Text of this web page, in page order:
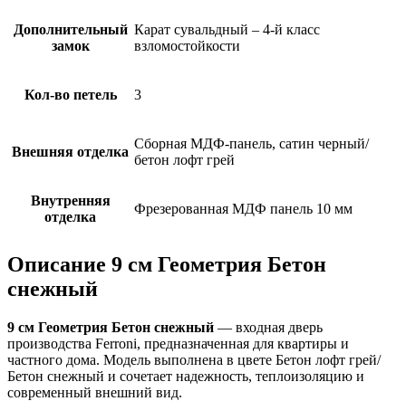
Дополнительный
замок
Карат сувальдный – 4-й класс
взломостойкости
Кол-во петель 3
Внешняя отделка
Сборная МДФ-панель, сатин черный/
бетон лофт грей
Внутренняя
отделка
Фрезерованная МДФ панель 10 мм
Описание 9 см Геометрия Бетон
снежный
9 см Геометрия Бетон снежный — входная дверь
производства Ferroni, предназначенная для квартиры и
частного дома. Модель выполнена в цвете Бетон лофт грей/
Бетон снежный и сочетает надежность, теплоизоляцию и
современный внешний вид.